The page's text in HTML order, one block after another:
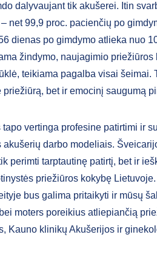
dalyvaujant tik akušerei. Itin
– net 99,9 proc. pacienčių po
dienas po gimdymo atlieka nuo
žindymo, naujagimio
teikiama pagalba visai šeimai.
priežiūrą, bet ir emocinį saugumą
tapo vertinga profesine patirtimi ir
akušerių darbo modeliais.
perimti tarptautinę patirtį, bet ir
priežiūros kokybę
bus galima pritaikyti ir mūsų
moters poreikius atliepiančią
Kauno klinikų Akušerijos ir